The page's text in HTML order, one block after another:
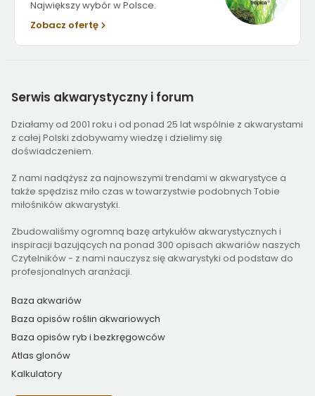
Największy wybór w Polsce.
Zobacz ofertę
Serwis akwarystyczny i forum
Działamy od 2001 roku i od ponad 25 lat wspólnie z akwarystami
z całej Polski zdobywamy wiedzę i dzielimy się
doświadczeniem.
Z nami nadążysz za najnowszymi trendami w akwarystyce a
także spędzisz miło czas w towarzystwie podobnych Tobie
miłośników akwarystyki.
Zbudowaliśmy ogromną bazę artykułów akwarystycznych i
inspiracji bazujących na ponad 300 opisach akwariów naszych
Czytelników - z nami nauczysz się akwarystyki od podstaw do
profesjonalnych aranżacji.
Baza akwariów
Baza opisów roślin akwariowych
Baza opisów ryb i bezkręgowców
Atlas glonów
Kalkulatory